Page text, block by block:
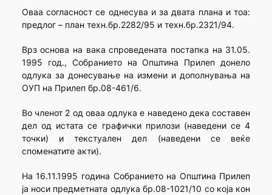
Оваа согласност се однесува и за двата плана и тоа:
предлог – план техн.бр.2282/95 и техн.бр.2321/94.
Врз основа на вака спроведената постапка на 31.05.
1995 год., Собранието на Општина Прилеп донело
одлука за донесување на измени и дополнувања на
ОУП на Прилеп бр.08-461/6.
Во членот 2 од оваа одлука е наведено дека составен
дел од истата се графички прилози (наведени се 4
точки) и текстуален дел (наведени се веќе
споменатите акти).
На 16.11.1995 година Собранието на Општина Прилеп
ја носи предметната одлука бр.08-1021/10 со која кон